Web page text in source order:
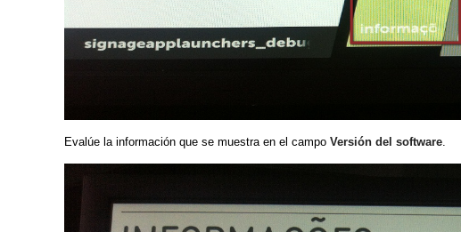
Evalúe la información que se muestra en el campo Versión del software.